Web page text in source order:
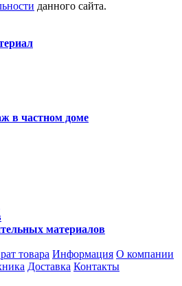
данного сайта.
в частном доме
материалов
товара Информация О компании
Доставка Контакты